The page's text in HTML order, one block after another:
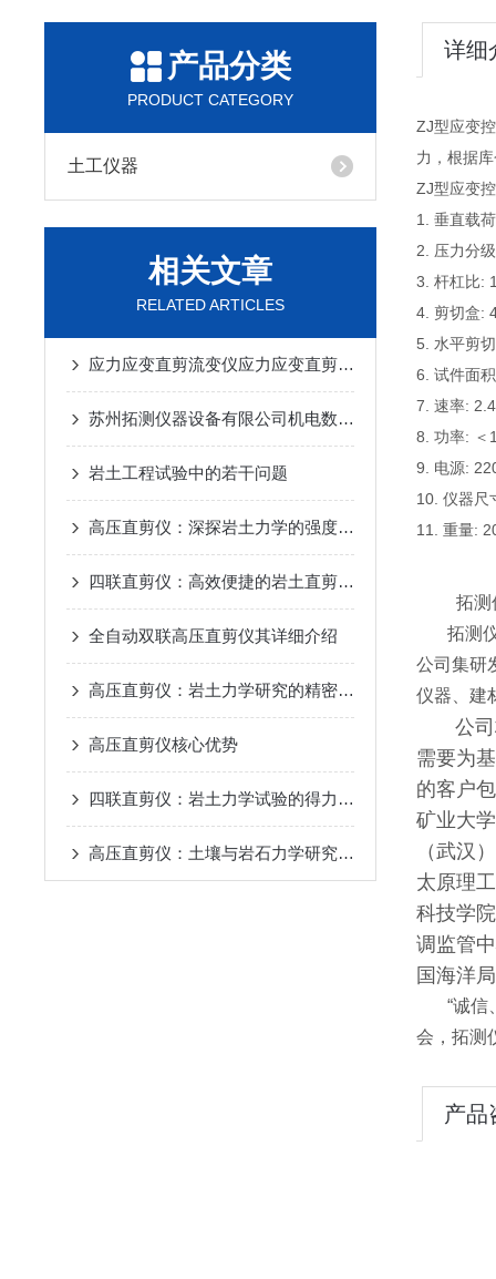
产品分类
PRODUCT CATEGORY
土工仪器
相关文章
RELATED ARTICLES
应力应变直剪流变仪应力应变直剪流变仪
苏州拓测仪器设备有限公司机电数控高压直剪仪的研发和使用说明
岩土工程试验中的若干问题
高压直剪仪：深探岩土力学的强度标尺
四联直剪仪：高效便捷的岩土直剪检测设备
全自动双联高压直剪仪其详细介绍
高压直剪仪：岩土力学研究的精密探针
高压直剪仪核心优势
四联直剪仪：岩土力学试验的得力助手
高压直剪仪：土壤与岩石力学研究中的核心工具
详细
ZJ型应变
力，根据
ZJ型应变
1. 垂直载
2. 压力分
3. 杆杠比:
4. 剪切盒:
5. 水平剪
6. 试件面
7. 速率:
8. 功率: ＜
9. 电源:
10. 仪器尺
11. 重量:
拓测
拓测仪
公司集研
仪器、建
公
需要为
的客户
矿业大
（武汉
太原理
科技学
调监管
国海洋
“诚信、
会，拓测
产品